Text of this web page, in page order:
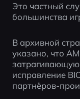
Это частный
большинства
В архивной
указано, что
затрагивающую
исправление
партнёров-